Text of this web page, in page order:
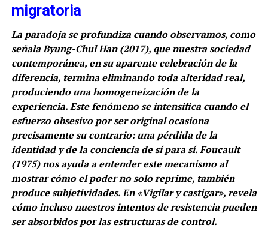
migratoria
La paradoja se profundiza cuando observamos, como
señala Byung-Chul Han (2017), que nuestra sociedad
contemporánea, en su aparente celebración de la
diferencia, termina eliminando toda alteridad real,
produciendo una homogeneización de la
experiencia. Este fenómeno se intensifica cuando el
esfuerzo obsesivo por ser original ocasiona
precisamente su contrario: una pérdida de la
identidad y de la conciencia de sí para sí. Foucault
(1975) nos ayuda a entender este mecanismo al
mostrar cómo el poder no solo reprime, también
produce subjetividades. En «Vigilar y castigar», revela
cómo incluso nuestros intentos de resistencia pueden
ser absorbidos por las estructuras de control.